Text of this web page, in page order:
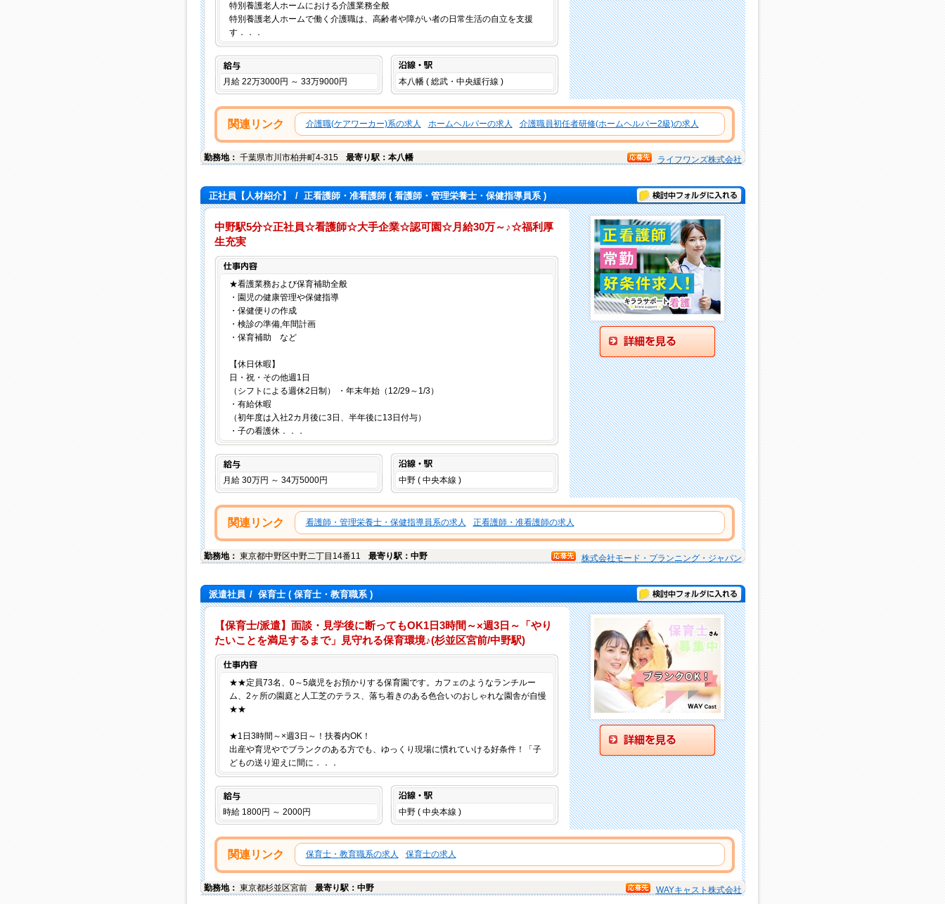
特別養護老人ホームにおける介護業務全般
特別養護老人ホームで働く介護職は、高齢者や障がい者の日常生活の自立を支援
す．．．
給与
月給 22万3000円 ～ 33万9000円 本八幡 ( 総武・中央緩行線 )
関連リンク 介護職(ケアワーカー)系の求人 ホームヘルパーの求人 介護職員初任者研修(ホームヘルパー2級)の求人
勤務地： 千葉県市川市柏井町4-315 最寄り駅：本八幡 ライフワンズ株式会社
正社員【人材紹介】 / 正看護師・准看護師( 看護師・管理栄養士・保健指導員系 ) 検討中フォルダに入れる
中野駅5分☆正社員☆看護師☆大手企業☆認可園☆月給30万～♪☆福利厚
生充実
★看護業務および保育補助全般
・園児の健康管理や保健指導
・保健便りの作成
・検診の準備,年間計画
・保育補助 など
【休日休暇】
日・祝・その他週1日
（シフトによる週休2日制） ・年末年始（12/29～1/3）
・有給休暇
（初年度は入社2カ月後に3日、半年後に13日付与）
・子の看護休．．．
給与
月給 30万円 ～ 34万5000円 中野 ( 中央本線 )
関連リンク 看護師・管理栄養士・保健指導員系の求人 正看護師・准看護師の求人
勤務地： 東京都中野区中野二丁目14番11 最寄り駅：中野 株式会社モード・プランニング・ジャパン
派遣社員 / 保育士( 保育士・教育職系 ) 検討中フォルダに入れる
【保育士/派遣】面談・見学後に断ってもOK1日3時間～×週3日～「やり
たいことを満足するまで」見守れる保育環境♪(杉並区宮前/中野駅)
★★定員73名、0～5歳児をお預かりする保育園です。カフェのようなランチルー
ム、2ヶ所の園庭と人工芝のテラス、落ち着きのある色合いのおしゃれな園舎が自慢
★★
★1日3時間～×週3日～！扶養内OK！
出産や育児やでブランクのある方でも、ゆっくり現場に慣れていける好条件！「子
どもの送り迎えに間に．．．
給与
時給 1800円 ～ 2000円 中野 ( 中央本線 )
関連リンク 保育士・教育職系の求人 保育士の求人
勤務地： 東京都杉並区宮前 最寄り駅：中野 WAYキャスト株式会社